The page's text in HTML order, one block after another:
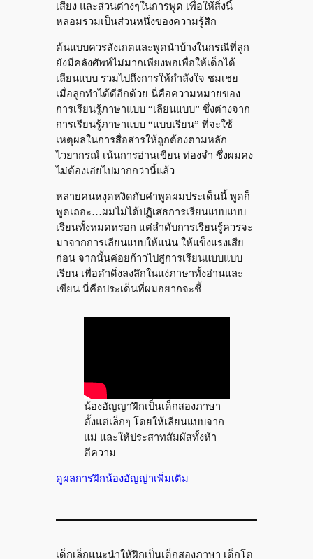
เสียง และส่วนต่างๆในการพูด เพื่อให้สิ่งนี้
หลอมรวมเป็นส่วนหนึ่งของความรู้สึก
ต้นแบบควรสังเกตและพูดนำบ้างในกรณีที่ลูก
ยังมีคลังศัพท์ไม่มากเพียงพอเพื่อให้เด็กได้
เลียนแบบ รวมไปถึงการให้กำลังใจ ชมเชย
เมื่อลูกทำได้ดีอีกด้วย นี่คือความหมายของ
การเรียนรู้ภาษาแบบ “เลียนแบบ” ซึ่งต่างจาก
การเรียนรู้ภาษาแบบ “แบบเรียน” ที่จะใช้
เหตุผลในการสื่อสารให้ถูกต้องตามหลัก
ไวยากรณ์ เน้นการอ่านเขียน ท่องจำ ซึ่งผมคง
ไม่ต้องเอ่ยไปมากกว่านี้แล้ว
หลายคนหงุดหงิดกับคำพูดผมประเด็นนี้ พูดก็
พูดเถอะ…ผมไม่ได้ปฏิเสธการเรียนแบบแบบ
เรียนทั้งหมดหรอก แต่ลำดับการเรียนรู้ควรจะ
มาจากการเลียนแบบให้แน่น ให้แข็งแรงเสีย
ก่อน จากนั้นค่อยก้าวไปสู่การเรียนแบบแบบ
เรียน เพื่อดำดิ่งลงลึกในแง่ภาษาทั้งอ่านและ
เขียน นี่คือประเด็นที่ผมอยากจะชี้
น้องอัญญาฝึกเป็นเด็กสองภาษา
ตั้งแต่เล็กๆ โดยให้เลียนแบบจาก
แม่ และให้ประสาทสัมผัสทั้งห้า
ตีความ
ดูผลการฝึกน้องอัญญ่าเพิ่มเติม
เด็กเล็กแนะนำให้ฝึกเป็นเด็กสองภาษา เด็กโต